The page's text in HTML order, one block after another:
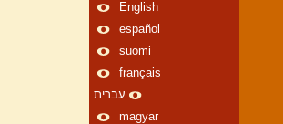
English
español
suomi
français
עברית
magyar